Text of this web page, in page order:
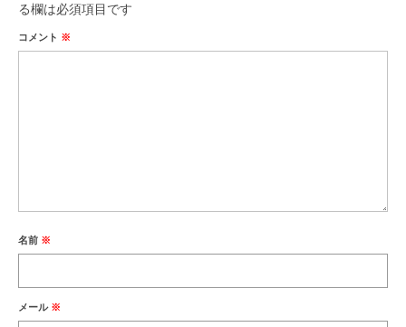
る欄は必須項目です
コメント ※
名前 ※
メール ※